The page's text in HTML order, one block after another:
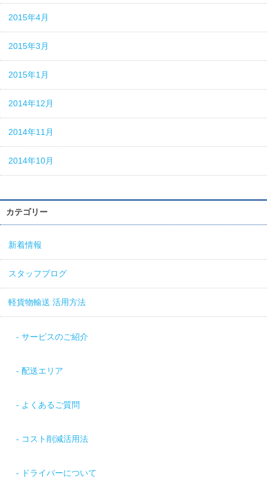
2015年4月
2015年3月
2015年1月
2014年12月
2014年11月
2014年10月
カテゴリー
新着情報
スタッフブログ
軽貨物輸送 活用方法
サービスのご紹介
配送エリア
よくあるご質問
コスト削減活用法
ドライバーについて